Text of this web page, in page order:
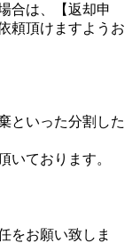
合は、【返却申
頼頂けますようお
といった分割した
いております。
をお願い致しま